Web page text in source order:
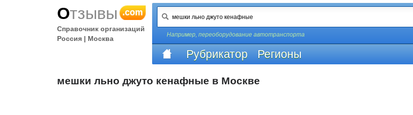
Отзывы .com
Справочник организаций
Россия | Москва
Например, переоборудование автотранспорта
Рубрикатор Регионы
мешки льно джуто кенафные в Москве